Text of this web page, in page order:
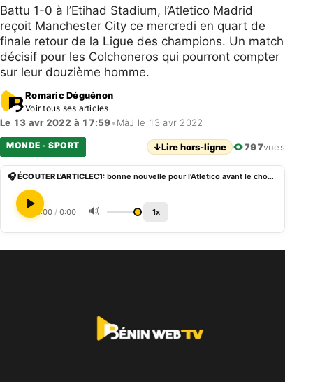
Battu 1-0 à l’Etihad Stadium, l’Atletico Madrid
reçoit Manchester City ce mercredi en quart de
finale retour de la Ligue des champions. Un match
décisif pour les Colchoneros qui pourront compter
sur leur douzième homme.
Romaric Déguénon
Voir tous ses articles
Le 13 avr 2022 à 17:59• MàJ le 13 avr 2022
MONDE - SPORT ↓Lire hors-ligne 797vues
🎧 ÉCOUTER L'ARTICLE C1: bonne nouvelle pour l’Atletico avant le choc contre Manchester City
0:00 / 0:00 🔊 1x